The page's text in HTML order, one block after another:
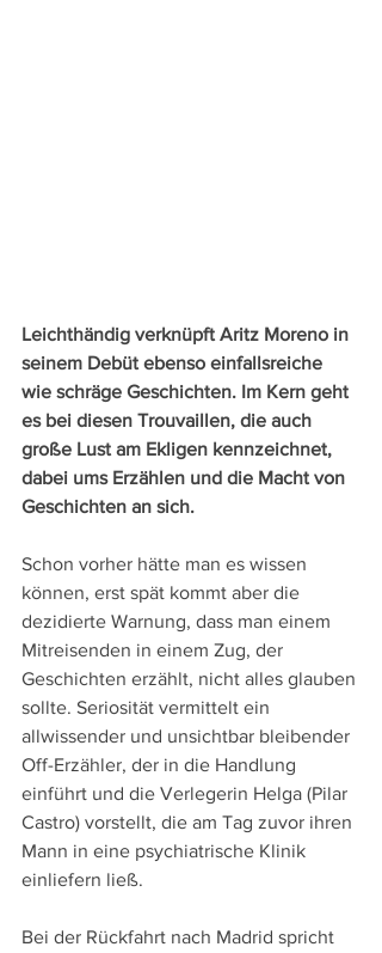
Leichthändig verknüpft Aritz Moreno in
seinem Debüt ebenso einfallsreiche
wie schräge Geschichten. Im Kern geht
es bei diesen Trouvaillen, die auch
große Lust am Ekligen kennzeichnet,
dabei ums Erzählen und die Macht von
Geschichten an sich.
Schon vorher hätte man es wissen
können, erst spät kommt aber die
dezidierte Warnung, dass man einem
Mitreisenden in einem Zug, der
Geschichten erzählt, nicht alles glauben
sollte. Seriosität vermittelt ein
allwissender und unsichtbar bleibender
Off-Erzähler, der in die Handlung
einführt und die Verlegerin Helga (Pilar
Castro) vorstellt, die am Tag zuvor ihren
Mann in eine psychiatrische Klinik
einliefern ließ.
Bei der Rückfahrt nach Madrid spricht